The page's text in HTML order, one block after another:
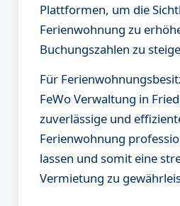
Plattformen, um die
Ferienwohnung zu
Buchungszahlen zu
Für
FeWo Verwaltung in
zuverlässige und
Ferienwohnung
lassen und somit eine
Vermietung zu